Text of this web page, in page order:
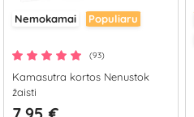
Nemokamai Populiaru
(93)
Kamasutra kortos Nenustok
žaisti